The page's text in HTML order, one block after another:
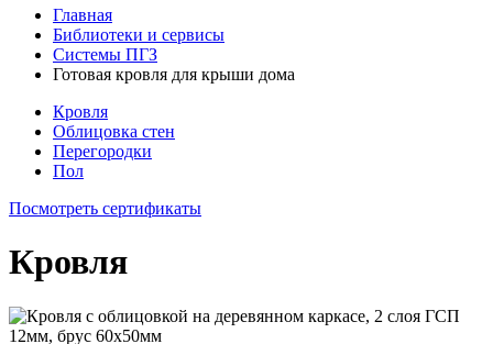
Главная
Библиотеки и сервисы
Системы ПГЗ
Готовая кровля для крыши дома
Кровля
Облицовка стен
Перегородки
Пол
Посмотреть сертификаты
Кровля